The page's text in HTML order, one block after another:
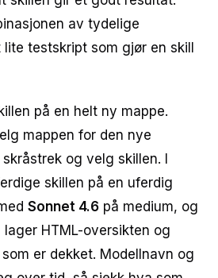
av tydelige
testskript som gjør en skill
på en helt ny mappe.
mappen for den nye
og velg skillen. I
skillen på en uferdig
Sonnet 4.6 på medium, og
HTML-oversikten og
er dekket. Modellnavn og